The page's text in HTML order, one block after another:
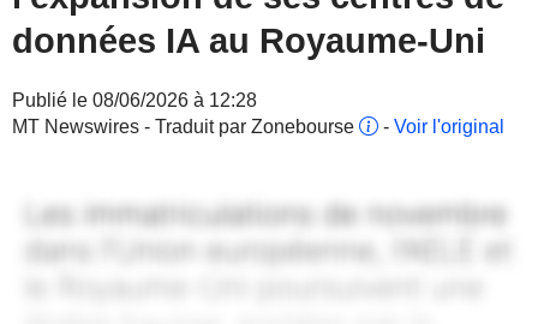
données IA au Royaume-Uni
Publié le 08/06/2026 à 12:28
MT Newswires - Traduit par Zonebourse
- Voir l'original